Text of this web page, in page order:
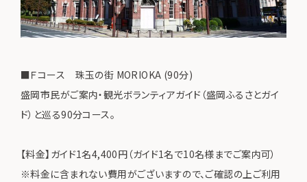
■Ｆコース 珠玉の街 MORIOKA (90分)
盛岡市民がご案内・観光ボランティアガイド（盛岡ふるさとガイ
ド）と巡る90分コース。
【料金】ガイド1名4,400円（ガイド1名で10名様までご案内可）
※料金に含まれない費用がございますので、ご確認の上ご利用